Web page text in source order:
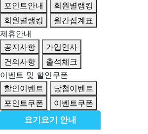
포인트안내
회원별랭킹
회원별랭킹
월간집계표
제휴안내
공지사항
가입인사
건의사항
출석체크
이벤트 및 할인쿠폰
할인이벤트
당첨이벤트
포인트쿠폰
이벤트쿠폰
요기요기 안내